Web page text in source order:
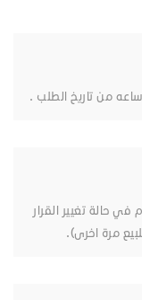
طلب استرجاع للمنتجات خلال 14 يوم في حالة تغيير القرار
مرة اخرى).